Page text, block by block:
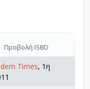
Προβολή ISBD
Times, 1η